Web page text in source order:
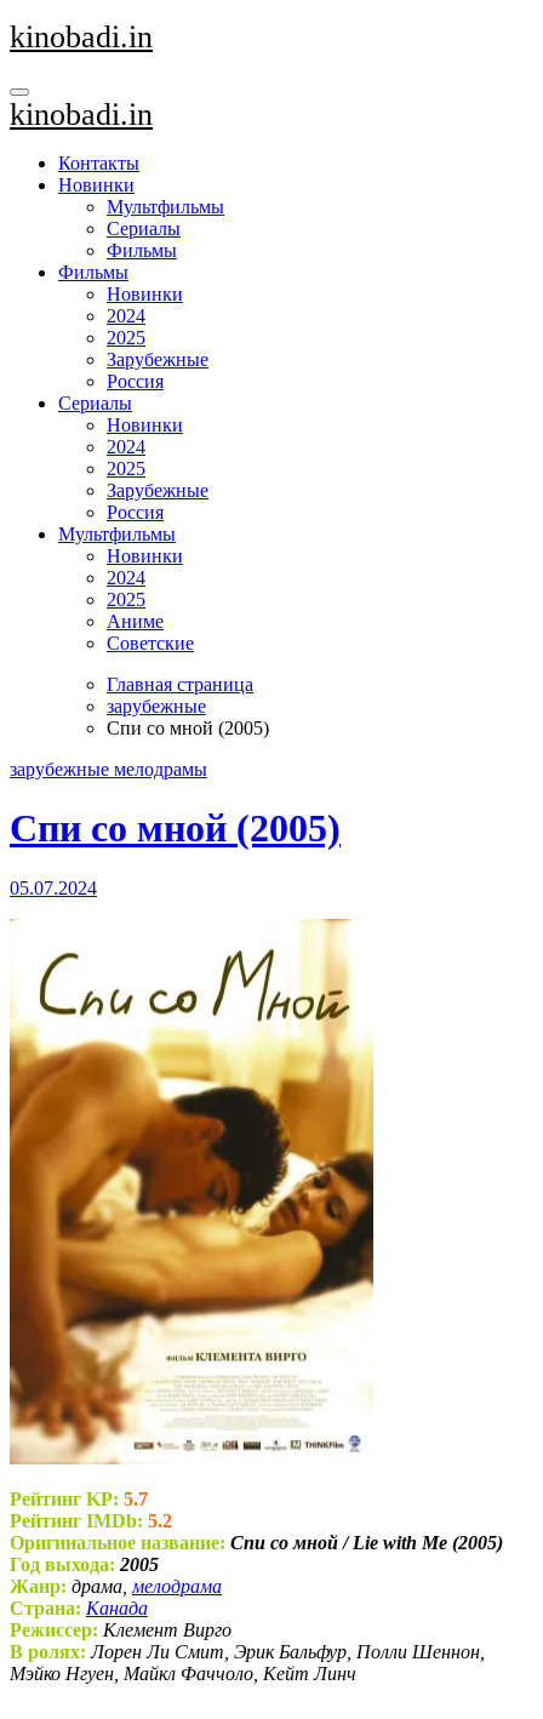
Перейти
к
kinobadi.in
kinobadi.in
Контакты
Новинки
Мультфильмы
Сериалы
Фильмы
Фильмы
Новинки
2024
2025
Зарубежные
Россия
Сериалы
Новинки
2024
2025
Зарубежные
Россия
Мультфильмы
Новинки
2024
2025
Аниме
Советские
Главная страница
зарубежные
Спи со мной (2005)
зарубежные мелодрамы
Спи со мной (2005)
05.07.2024
Рейтинг KP: 5.7
Рейтинг IMDb: 5.2
Оригинальное название: Спи со мной / Lie with Me (2005)
Год выхода: 2005
Жанр: драма, мелодрама
Страна: Канада
Режиссер: Клемент Вирго
В ролях: Лорен Ли Смит, Эрик Бальфур, Полли Шеннон,
Мэйко Нгуен, Майкл Фаччоло, Кейт Линч